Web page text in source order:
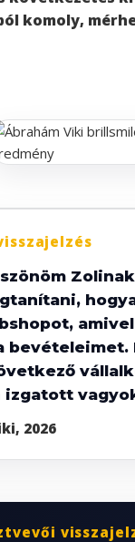
komoly,
bevételeimet.
izgatott
2026